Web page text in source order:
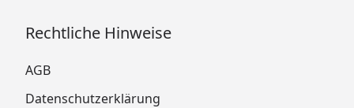
Rechtliche Hinweise
AGB
Datenschutzerklärung